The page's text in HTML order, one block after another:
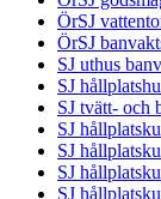
ÖrSJ
ÖrSJ
SJ uthus
SJ
SJ tvätt- och
SJ
SJ
SJ
SJ